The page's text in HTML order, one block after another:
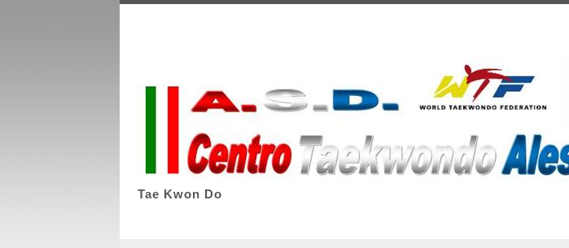
Tae Kwon Do